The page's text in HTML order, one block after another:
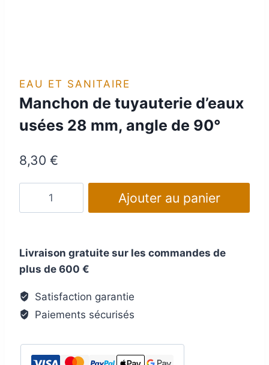
EAU ET SANITAIRE
Manchon de tuyauterie d’eaux
usées 28 mm, angle de 90°
8,30 €
tuyauterie
d'eaux
28
mm,
Ajouter au panier
Livraison gratuite sur les commandes de
plus de 600 €
Satisfaction garantie
Paiements sécurisés